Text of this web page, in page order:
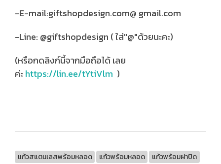
-E-mail:giftshopdesign.com@ gmail.com
-Line: @giftshopdesign ( ใส่"@"ด้วยนะคะ)
(หรือกดลิงก์นี้จากมือถือได้ เลย
ค่ะhttps://lin.ee/tYtiVlm )
แก้วสแตนเลสพร้อมหลอด แก้วพร้อมหลอด
แก้วพร้อมฝาปิด